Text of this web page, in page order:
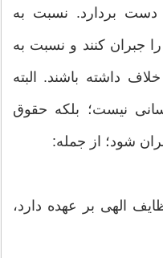
دست بردارد. نسبت به
جبران کنند و نسبت به
داشته باشند. البته
نیست؛ بلکه حقوق
شود؛ از جمله:
الهى بر عهده دارد،